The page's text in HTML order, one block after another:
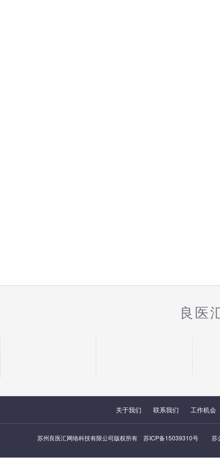
良医
关于我们 联系我们 工作机会
苏州良医汇网络科技有限公司版权所有 苏ICP备15039310号 苏